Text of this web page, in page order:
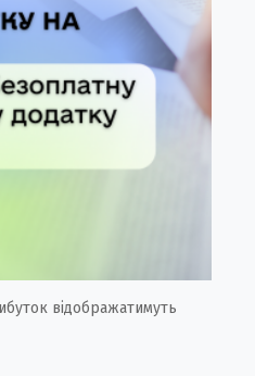
відображатимуть